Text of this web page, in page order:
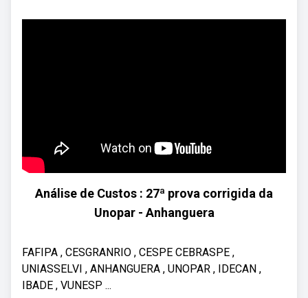
Análise de Custos : 27ª prova corrigida da
Unopar - Anhanguera
FAFIPA , CESGRANRIO , CESPE CEBRASPE ,
UNIASSELVI , ANHANGUERA , UNOPAR , IDECAN ,
IBADE , VUNESP ...